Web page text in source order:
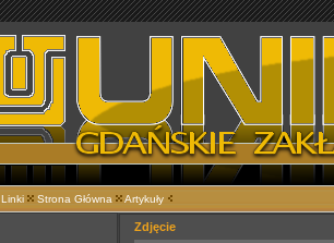
Linki Strona Główna Artykuły
Zdjęcie